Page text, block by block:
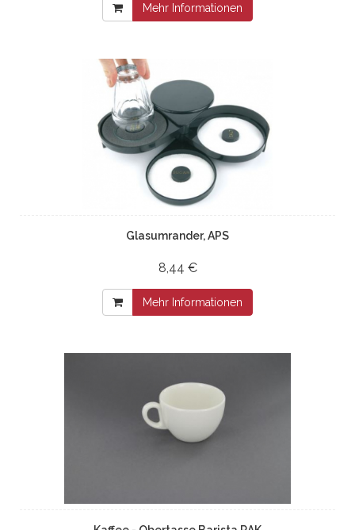
Mehr Informationen
Glasumrander, APS
8,44 €
Mehr Informationen